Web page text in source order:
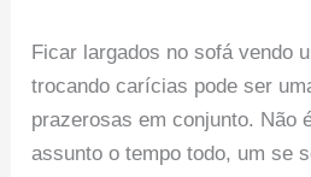
Ficar largados no sofá vendo
trocando carícias pode ser
prazerosas em conjunto. Não
assunto o tempo todo, um se